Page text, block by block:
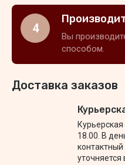
4
Вы
способом.
Доставка заказов
18.00. В
уточняется